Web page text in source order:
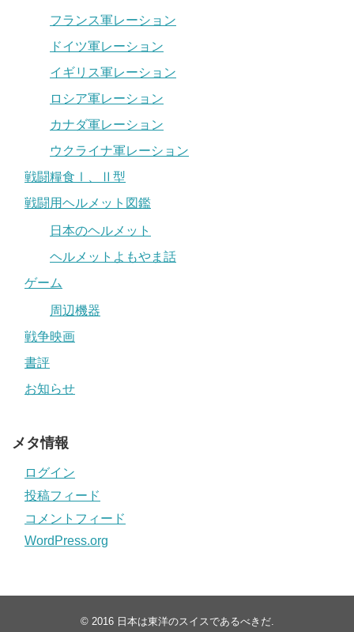
フランス軍レーション
ドイツ軍レーション
イギリス軍レーション
ロシア軍レーション
カナダ軍レーション
ウクライナ軍レーション
戦闘糧食Ⅰ、Ⅱ型
戦闘用ヘルメット図鑑
日本のヘルメット
ヘルメットよもやま話
ゲーム
周辺機器
戦争映画
書評
お知らせ
メタ情報
ログイン
投稿フィード
コメントフィード
WordPress.org
© 2016 日本は東洋のスイスであるべきだ.